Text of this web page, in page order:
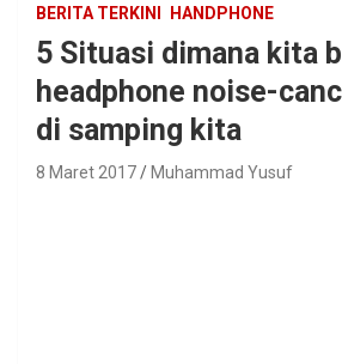
BERITA TERKINI HANDPHONE
5 Situasi dimana kita
headphone noise-
di samping kita
8 Maret 2017 Muhammad Yusuf